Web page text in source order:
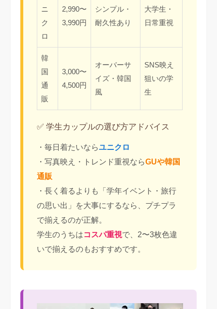
ニ
ク
ロ
2,990〜
3,990円
シンプル・
耐久性あり
大学生・
日常重視
韓
国
通
販
3,000〜
4,500円
オーバーサ
イズ・韓国
風
SNS映え
狙いの学
生
✅ 学生カップルの選び方アドバイス
・毎日着たいならユニクロ
・写真映え・トレンド重視ならGUや韓国
通販
・長く着るよりも「学年イベント・旅行
の思い出」を大事にするなら、プチプラ
で揃えるのが正解。
学生のうちはコスパ重視で、2〜3枚色違
いで揃えるのもおすすめです。